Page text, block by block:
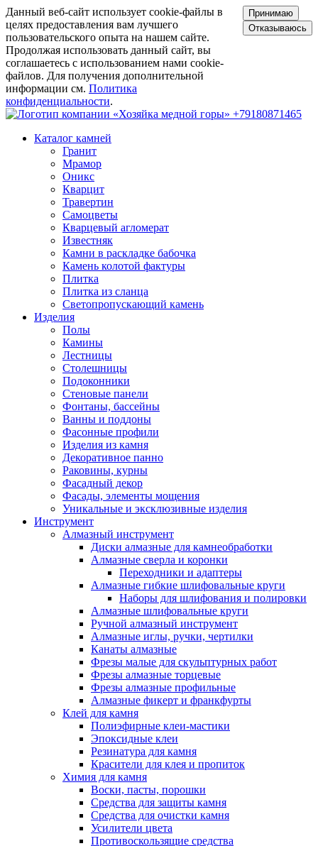
Данный веб-сайт использует cookie-файлы в
целях предоставления вам лучшего
пользовательского опыта на нашем сайте.
Продолжая использовать данный сайт, вы
соглашаетесь с использованием нами cookie-
файлов. Для получения дополнительной
информации см. Политика
конфиденциальности.
Принимаю
Отказываюсь
+79180871465
Каталог камней
Гранит
Мрамор
Оникс
Кварцит
Травертин
Самоцветы
Кварцевый агломерат
Известняк
Камни в раскладке бабочка
Камень колотой фактуры
Плитка
Плитка из сланца
Светопропускающий камень
Изделия
Полы
Камины
Лестницы
Столешницы
Подоконники
Стеновые панели
Фонтаны, бассейны
Ванны и поддоны
Фасонные профили
Изделия из камня
Декоративное панно
Раковины, курны
Фасадный декор
Фасады, элементы мощения
Уникальные и эксклюзивные изделия
Инструмент
Алмазный инструмент
Диски алмазные для камнеобработки
Алмазные сверла и коронки
Переходники и адаптеры
Алмазные гибкие шлифовальные круги
Наборы для шлифования и полировки
Алмазные шлифовальные круги
Ручной алмазный инструмент
Алмазные иглы, ручки, чертилки
Канаты алмазные
Фрезы малые для скульптурных работ
Фрезы алмазные торцевые
Фрезы алмазные профильные
Алмазные фикерт и франкфурты
Клей для камня
Полиэфирные клеи-мастики
Эпоксидные клеи
Резинатура для камня
Красители для клея и пропиток
Химия для камня
Воски, пасты, порошки
Средства для защиты камня
Средства для очистки камня
Усилители цвета
Противоскользящие средства